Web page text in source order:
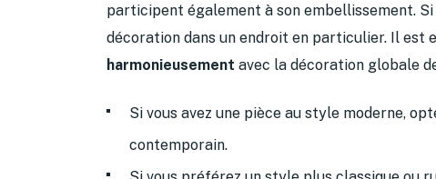
participent également à son embellissement.
décoration dans un endroit en particulier. Il est
harmonieusement avec la décoration globale
Si vous avez une pièce au style moderne,
contemporain.